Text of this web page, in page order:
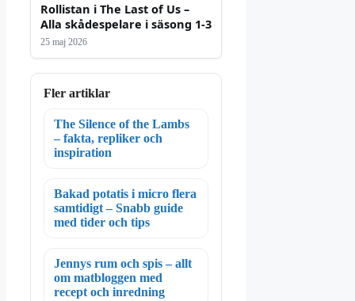
Rollistan i The Last of Us –
Alla skådespelare i säsong 1-3
25 maj 2026
Fler artiklar
The Silence of the Lambs
– fakta, repliker och
inspiration
Bakad potatis i micro flera
samtidigt – Snabb guide
med tider och tips
Jennys rum och spis – allt
om matbloggen med
recept och inredning